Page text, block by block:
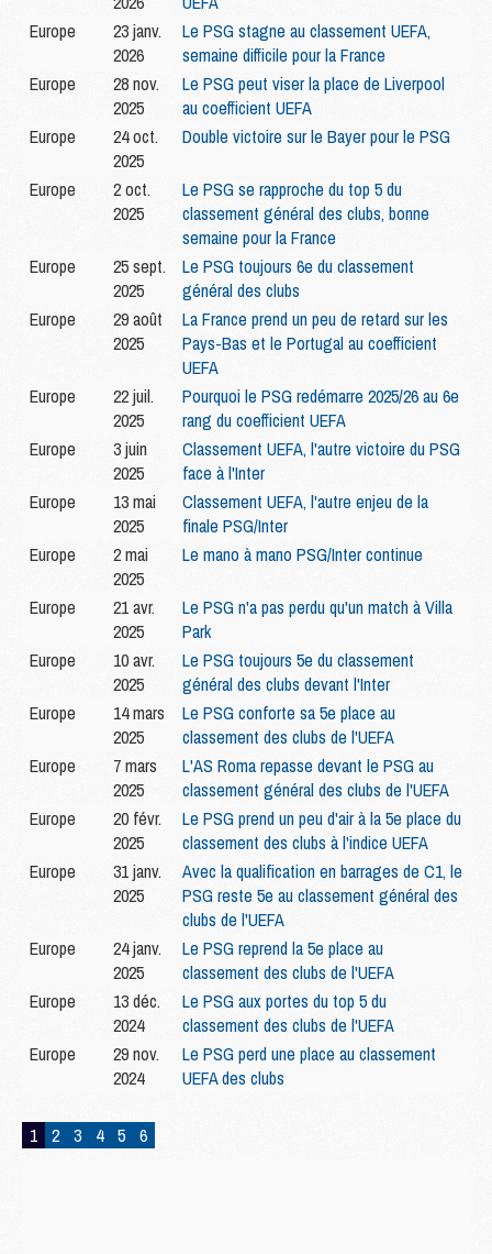
Europe
23 janv.
2026
Le PSG stagne au classement UEFA,
semaine difficile pour la France
Europe
28 nov.
2025
Le PSG peut viser la place de Liverpool
au coefficient UEFA
Europe
24 oct.
2025
Double victoire sur le Bayer pour le PSG
Europe
2 oct.
2025
Le PSG se rapproche du top 5 du
classement général des clubs, bonne
semaine pour la France
Europe
25 sept.
2025
Le PSG toujours 6e du classement
général des clubs
Europe
29 août
2025
La France prend un peu de retard sur les
Pays-Bas et le Portugal au coefficient
UEFA
Europe
22 juil.
2025
Pourquoi le PSG redémarre 2025/26 au 6e
rang du coefficient UEFA
Europe
3 juin
2025
Classement UEFA, l'autre victoire du PSG
face à l'Inter
Europe
13 mai
2025
Classement UEFA, l'autre enjeu de la
finale PSG/Inter
Europe
2 mai
2025
Le mano à mano PSG/Inter continue
Europe
21 avr.
2025
Le PSG n'a pas perdu qu'un match à Villa
Park
Europe
10 avr.
2025
Le PSG toujours 5e du classement
général des clubs devant l'Inter
Europe
14 mars
2025
Le PSG conforte sa 5e place au
classement des clubs de l'UEFA
Europe
7 mars
2025
L'AS Roma repasse devant le PSG au
classement général des clubs de l'UEFA
Europe
20 févr.
2025
Le PSG prend un peu d'air à la 5e place du
classement des clubs à l'indice UEFA
Europe
31 janv.
2025
Avec la qualification en barrages de C1, le
PSG reste 5e au classement général des
clubs de l'UEFA
Europe
24 janv.
2025
Le PSG reprend la 5e place au
classement des clubs de l'UEFA
Europe
13 déc.
2024
Le PSG aux portes du top 5 du
classement des clubs de l'UEFA
Europe
29 nov.
2024
Le PSG perd une place au classement
UEFA des clubs
1 2 3 4 5 6